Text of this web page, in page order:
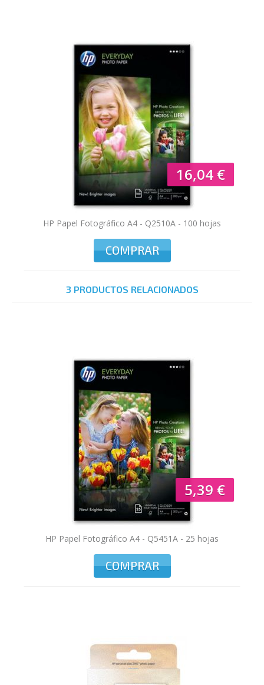
16,04 €
HP Papel Fotográfico A4 - Q2510A - 100 hojas
COMPRAR
3 PRODUCTOS RELACIONADOS
5,39 €
HP Papel Fotográfico A4 - Q5451A - 25 hojas
COMPRAR